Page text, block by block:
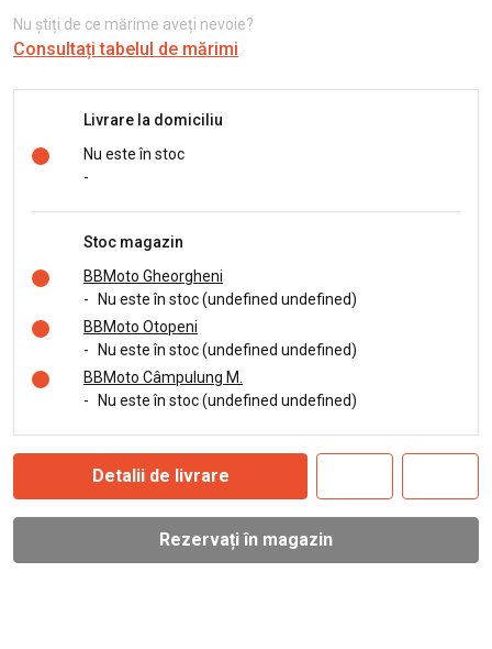
Nu știți de ce mărime aveți nevoie?
Consultați tabelul de mărimi
Livrare la domiciliu
Nu este în stoc
-
Stoc magazin
BBMoto Gheorgheni
-
Nu este în stoc (undefined undefined)
BBMoto Otopeni
-
Nu este în stoc (undefined undefined)
BBMoto Câmpulung M.
-
Nu este în stoc (undefined undefined)
Detalii de livrare
Rezervați în magazin